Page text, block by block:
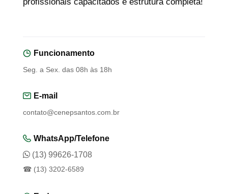
Funcionamento
Seg. a Sex. das 08h às 18h
E-mail
contato@cenepsantos.com.br
WhatsApp/Telefone
(13) 99626-1708
☎ (13) 3202-6589